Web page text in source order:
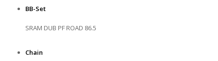
BB-Set
SRAM DUB PF ROAD 86.5
Chain